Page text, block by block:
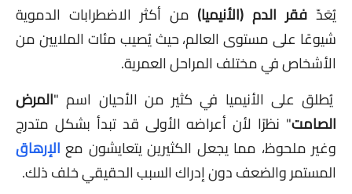
يُعَدّ فقر الدم (الأنيميا) من أكثر الاضطرابات الدموية
شيوعًا على مستوى العالم، حيث يُصيب مئات الملايين من
الأشخاص في مختلف المراحل العمرية.
يُطلق على الأنيميا في كثير من الأحيان اسم "المرض
الصامت" نظرًا لأن أعراضه الأولى قد تبدأ بشكل متدرج
وغير ملحوظ، مما يجعل الكثيرين يتعايشون مع الإرهاق
المستمر والضعف دون إدراك السبب الحقيقي خلف ذلك.